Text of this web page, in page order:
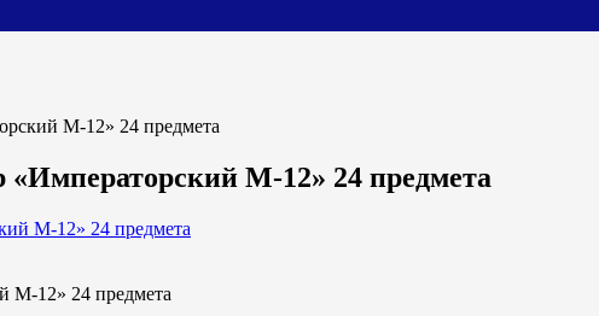
М-12» 24 предмета
М-12» 24 предмета
М-12» 24 предмета